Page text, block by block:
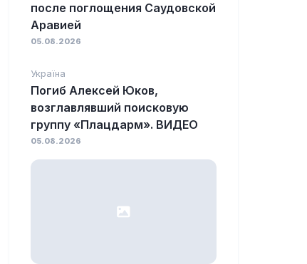
после поглощения Саудовской
Аравией
05.08.2026
Україна
Погиб Алексей Юков,
возглавлявший поисковую
группу «Плацдарм». ВИДЕО
05.08.2026